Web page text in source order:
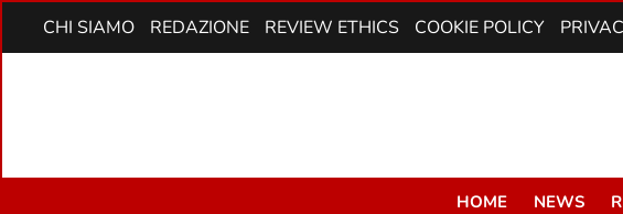
CHI SIAMO REDAZIONE REVIEW ETHICS COOKIE POLICY
HOME NEWS